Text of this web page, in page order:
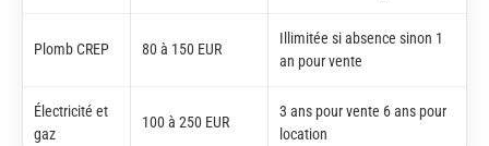
Plomb CREP 80 à 150 EUR
Illimitée si absence sinon 1
an pour vente
Électricité et
gaz
100 à 250 EUR
3 ans pour vente 6 ans pour
location